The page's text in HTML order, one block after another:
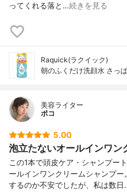
ってくれる落と…続きを見る
Raquick(ラクイック)
朝のふくだけ洗顔水 さっ
美容ライター
ポコ
5.00
泡立たないオールインワン
この1本で頭皮ケア・シャンプー
ールインワンクリームシャンプ
するのか不安でしたが、私は数日